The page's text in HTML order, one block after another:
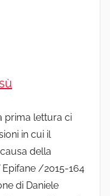
prima lettura ci
in cui il
della
/2015-164
di Daniele